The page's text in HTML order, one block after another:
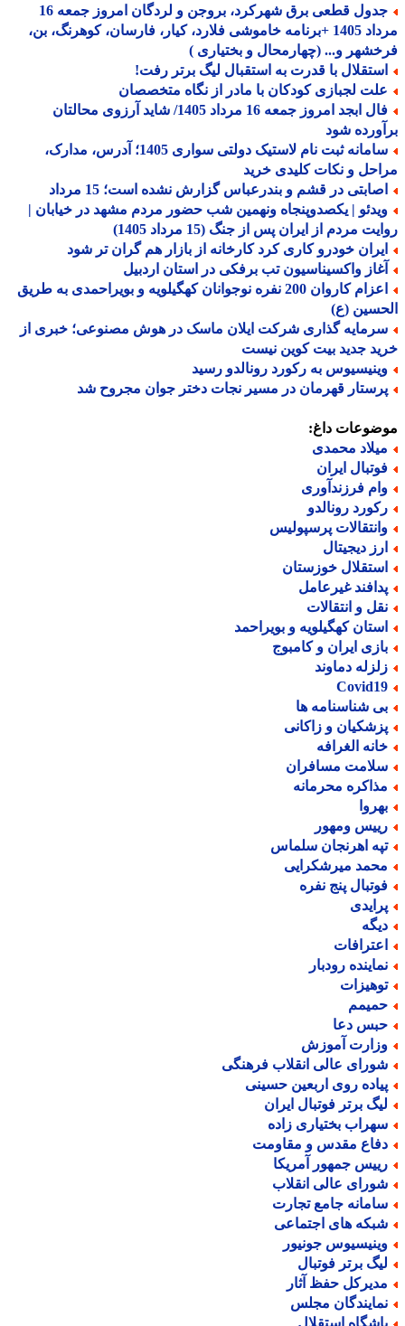
جدول قطعی برق شهرکرد، بروجن و لردگان امروز جمعه 16
مرداد 1405 +برنامه خاموشی فلارد، کیار، فارسان، کوهرنگ، بن،
و... (چهارمحال و بختیاری )
با قدرت به استقبال لیگ برتر رفت!
لجبازی کودکان با مادر از نگاه متخصصان
فال ابجد امروز جمعه 16 مرداد 1405/ شاید آرزوی محالتان
شود
سامانه ثبت نام لاستیک دولتی سواری 1405؛ آدرس، مدارک،
و نکات کلیدی خرید
در قشم و بندرعباس گزارش نشده است؛ 15 مرداد
| یکصدوپنجاه ونهمین شب حضور مردم مشهد در خیابان |
مردم از ایران پس از جنگ (15 مرداد 1405)
خودرو کاری کرد کارخانه از بازار هم گران تر شود
واکسیناسیون تب برفکی در استان اردبیل
اعزام کاروان 200 نفره نوجوانان کهگیلویه و بویراحمدی به طریق
(ع)
گذاری شرکت ایلان ماسک در هوش مصنوعی؛ خبری از
جدید بیت کوین نیست
به رکورد رونالدو رسید
قهرمان در مسیر نجات دختر جوان مجروح شد
داغ:
محمدی
ایران
فرزندآوری
رونالدو
پرسپولیس
دیجیتال
خوزستان
غیرعامل
و انتقالات
کهگیلویه و بویراحمد
ایران و کامبوج
دماوند
شناسنامه ها
و زاکانی
الغرافه
مسافران
محرمانه
ومهور
اهرنجان سلماس
میرشکرایی
پنج نفره
رودبار
دعا
آموزش
عالی انقلاب فرهنگی
روی اربعین حسینی
برتر فوتبال ایران
بختیاری زاده
مقدس و مقاومت
جمهور آمریکا
عالی انقلاب
جامع تجارت
های اجتماعی
جونیور
برتر فوتبال
حفظ آثار
مجلس